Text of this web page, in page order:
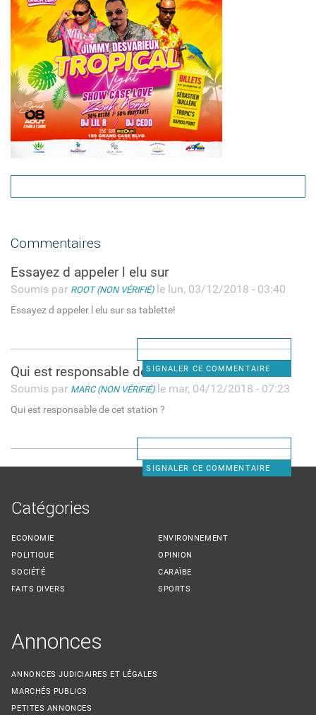
Commentaires
Essayez d appeler l elu sur
Soumis par ROOT (NON VÉRIFIÉ)le lun, 03/12/2018 - 03:40
Essayez d appeler l elu sur sa tablette!
SIGNALER CE COMMENTAIRE
Qui est responsable de cet
Soumis par MARC (NON VÉRIFIÉ)le mar, 04/12/2018 - 07:23
Qui est responsable de cet station ?
SIGNALER CE COMMENTAIRE
Catégories
ECONOMIE
POLITIQUE
SOCIÉTÉ
FAITS DIVERS
ENVIRONNEMENT
OPINION
CARAÏBE
SPORTS
Annonces
ANNONCES JUDICIAIRES ET LÉGALES
MARCHÉS PUBLICS
PETITES ANNONCES